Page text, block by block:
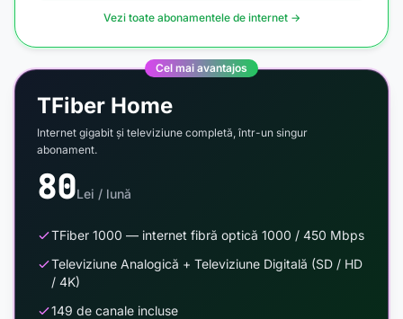
Vezi toate abonamentele de internet →
Cel mai avantajos
TFiber Home
Internet gigabit și televiziune completă, într-un singur
abonament.
80Lei / lună
TFiber 1000 — internet fibră optică 1000 / 450 Mbps
Televiziune Analogică + Televiziune Digitală (SD / HD
/ 4K)
149 de canale incluse